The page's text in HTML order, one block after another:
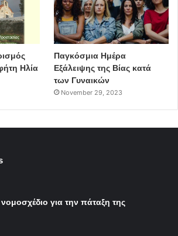
Ηλία
Παγκόσμια Ημέρα
Εξάλειψης της Βίας κατά
των Γυναικών
November 29, 2023
για την πάταξη της